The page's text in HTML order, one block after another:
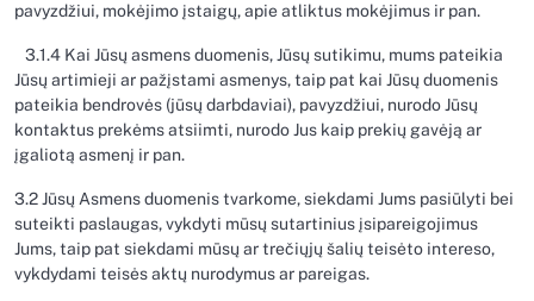
pavyzdžiui, mokėjimo įstaigų, apie atliktus mokėjimus ir pan.
3.1.4 Kai Jūsų asmens duomenis, Jūsų sutikimu, mums pateikia
Jūsų artimieji ar pažįstami asmenys, taip pat kai Jūsų duomenis
pateikia bendrovės (jūsų darbdaviai), pavyzdžiui, nurodo Jūsų
kontaktus prekėms atsiimti, nurodo Jus kaip prekių gavėją ar
įgaliotą asmenį ir pan.
3.2 Jūsų Asmens duomenis tvarkome, siekdami Jums pasiūlyti bei
suteikti paslaugas, vykdyti mūsų sutartinius įsipareigojimus
Jums, taip pat siekdami mūsų ar trečiųjų šalių teisėto intereso,
vykdydami teisės aktų nurodymus ar pareigas.